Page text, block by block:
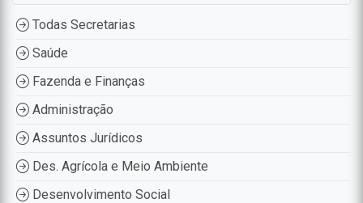
Todas Secretarias
Saúde
Fazenda e Finanças
Administração
Assuntos Jurídicos
Des. Agrícola e Meio Ambiente
Desenvolvimento Social